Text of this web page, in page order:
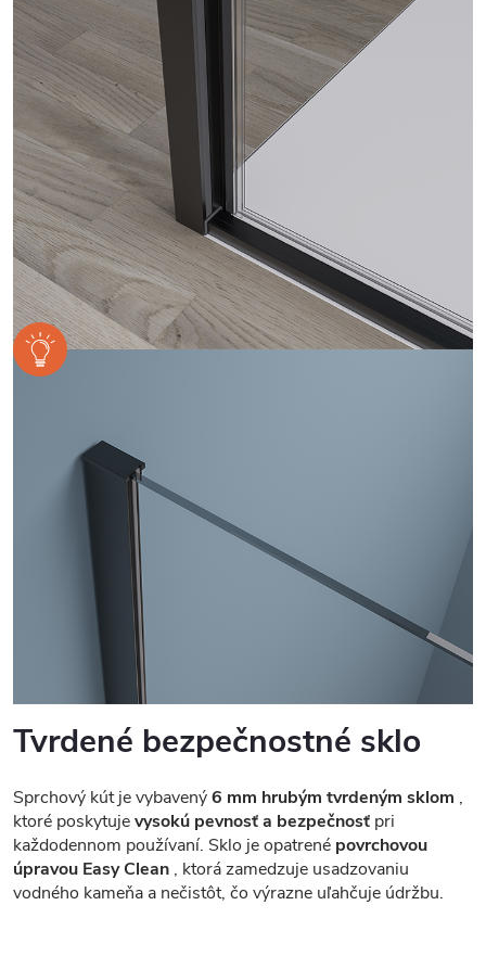
Tvrdené bezpečnostné sklo
Sprchový kút je vybavený6 mm hrubým tvrdeným sklom ,
ktoré poskytujevysokú pevnosť a bezpečnosť pri
každodennom používaní. Sklo je opatrené povrchovou
úpravou Easy Clean , ktorá zamedzuje usadzovaniu
vodného kameňa a nečistôt, čo výrazne uľahčuje údržbu.